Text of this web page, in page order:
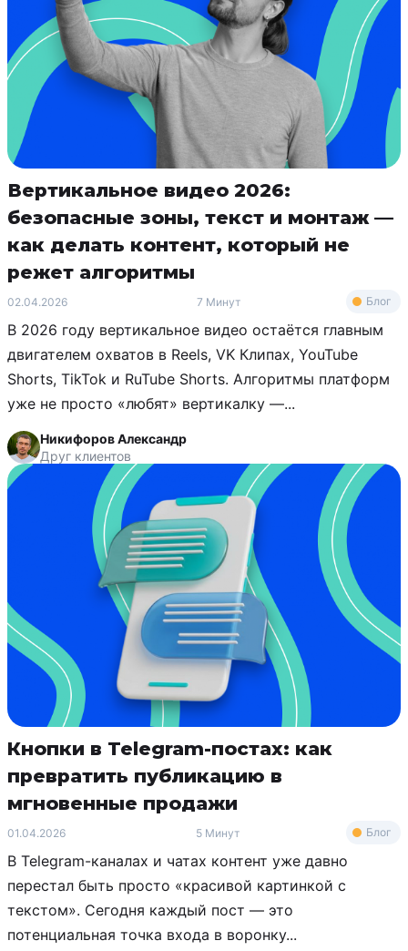
Вертикальное видео 2026:
безопасные зоны, текст и монтаж —
как делать контент, который не
режет алгоритмы
02.04.2026 7 Минут Блог
В 2026 году вертикальное видео остаётся главным
двигателем охватов в Reels, VK Клипах, YouTube
Shorts, TikTok и RuTube Shorts. Алгоритмы платформ
уже не просто «любят» вертикалку —...
Никифоров Александр
Друг клиентов
Кнопки в Telegram-постах: как
превратить публикацию в
мгновенные продажи
01.04.2026 5 Минут Блог
В Telegram-каналах и чатах контент уже давно
перестал быть просто «красивой картинкой с
текстом». Сегодня каждый пост — это
потенциальная точка входа в воронку...